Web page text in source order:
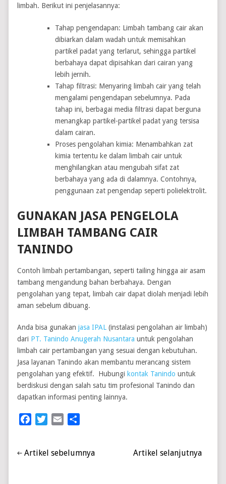
limbah. Berikut ini penjelasannya:
Tahap pengendapan: Limbah tambang cair akan
dibiarkan dalam wadah untuk memisahkan
partikel padat yang terlarut, sehingga partikel
berbahaya dapat dipisahkan dari cairan yang
lebih jernih.
Tahap filtrasi: Menyaring limbah cair yang telah
mengalami pengendapan sebelumnya. Pada
tahap ini, berbagai media filtrasi dapat berguna
menangkap partikel-partikel padat yang tersisa
dalam cairan.
Proses pengolahan kimia: Menambahkan zat
kimia tertentu ke dalam limbah cair untuk
menghilangkan atau mengubah sifat zat
berbahaya yang ada di dalamnya. Contohnya,
penggunaan zat pengendap seperti polielektrolit.
GUNAKAN JASA PENGELOLA
LIMBAH TAMBANG CAIR
TANINDO
Contoh limbah pertambangan, seperti tailing hingga air asam
tambang mengandung bahan berbahaya. Dengan
pengolahan yang tepat, limbah cair dapat diolah menjadi lebih
aman sebelum dibuang.
Anda bisa gunakanjasa IPAL (instalasi pengolahan air limbah)
dari PT. Tanindo Anugerah Nusantara untuk pengolahan
limbah cair pertambangan yang sesuai dengan kebutuhan.
Jasa layanan Tanindo akan membantu merancang sistem
pengolahan yang efektif. Hubungi kontak Tanindo untuk
berdiskusi dengan salah satu tim profesional Tanindo dan
dapatkan informasi penting lainnya.
FacebookTwitterEmail
Artikel sebelumnya Artikel selanjutnya